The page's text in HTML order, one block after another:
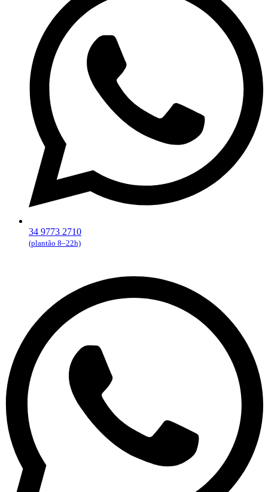
34 9773 2710
(plantão 8–22h)